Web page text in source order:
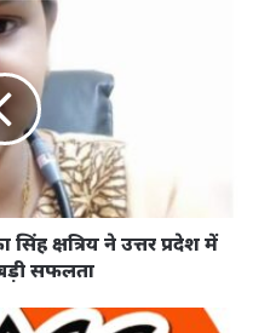
सिंह क्षत्रिय ने उत्तर प्रदेश में
सफलता